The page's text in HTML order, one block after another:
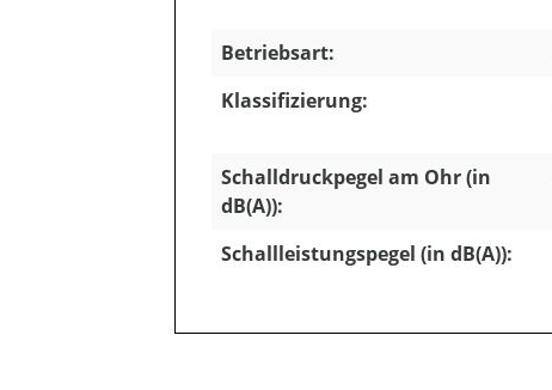
Betriebsart:
Klassifizierung:
Schalldruckpegel am Ohr (in
dB(A)):
Schallleistungspegel (in dB(A)):